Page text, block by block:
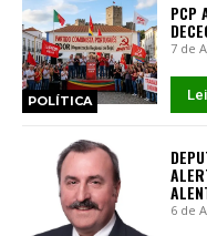
POLÍTICA
PCP
7 de
6 de